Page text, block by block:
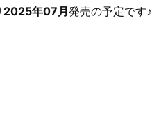
2025年07月 発売の予定です♪